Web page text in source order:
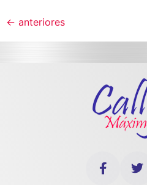
← anteriores